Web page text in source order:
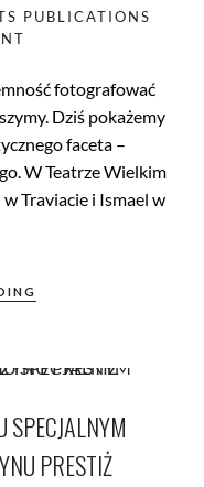
PUBLICATIONS
fotografować
Dziś pokażemy
faceta –
W Teatrze Wielkim
Traviacie i Ismael w
SPECJALNYM
PRESTIŻ